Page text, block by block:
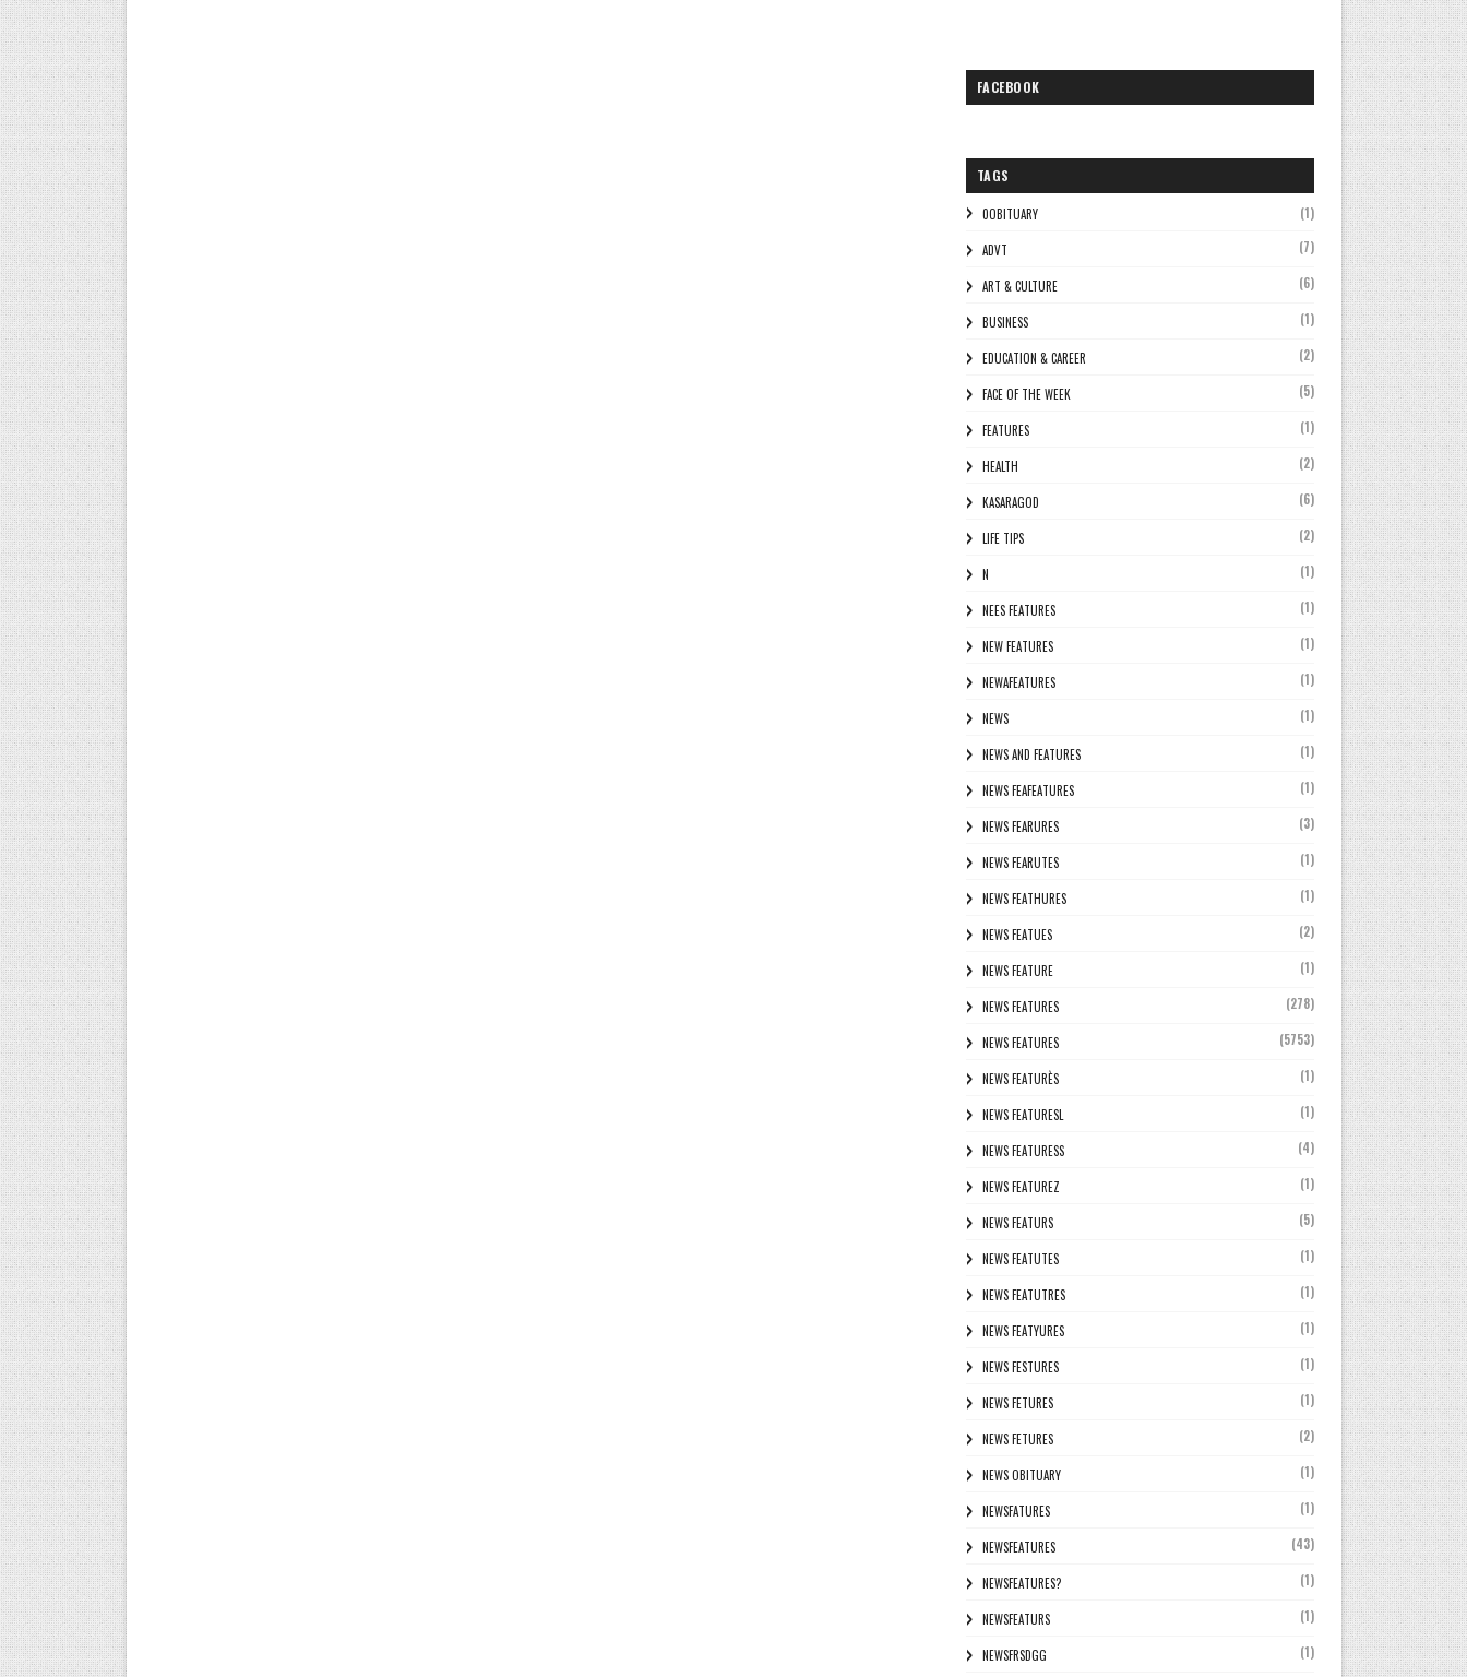
FACEBOOK
TAGS
0OBITUARY (1)
ADVT (7)
ART & CULTURE (6)
BUSINESS (1)
EDUCATION & CAREER (2)
FACE OF THE WEEK (5)
FEATURES (1)
HEALTH (2)
KASARAGOD (6)
LIFE TIPS (2)
N (1)
NEES FEATURES (1)
NEW FEATURES (1)
NEWAFEATURES (1)
NEWS (1)
NEWS AND FEATURES (1)
NEWS FEAFEATURES (1)
NEWS FEARURES (3)
NEWS FEARUTES (1)
NEWS FEATHURES (1)
NEWS FEATUES (2)
NEWS FEATURE (1)
NEWS FEATURES (278)
NEWS FEATURES (5753)
NEWS FEATURÈS (1)
NEWS FEATURESL (1)
NEWS FEATURESS (4)
NEWS FEATUREZ (1)
NEWS FEATURS (5)
NEWS FEATUTES (1)
NEWS FEATUTRES (1)
NEWS FEATYURES (1)
NEWS FESTURES (1)
NEWS FETURES (1)
NEWS FETURES (2)
NEWS OBITUARY (1)
NEWSFATURES (1)
NEWSFEATURES (43)
NEWSFEATURES? (1)
NEWSFEATURS (1)
NEWSFRSDGG (1)